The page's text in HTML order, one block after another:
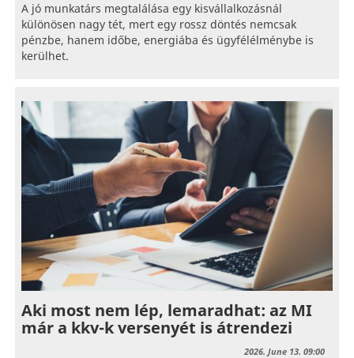
A jó munkatárs megtalálása egy kisvállalkozásnál
különösen nagy tét, mert egy rossz döntés nemcsak
pénzbe, hanem időbe, energiába és ügyfélélménybe is
kerülhet.
Aki most nem lép, lemaradhat: az MI
már a kkv-k versenyét is átrendezi
2026. June 13. 09:00